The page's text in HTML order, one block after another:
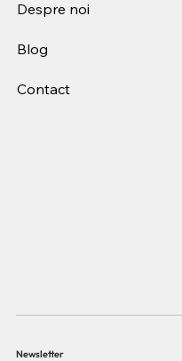
Newsletter
Despre noi
Blog
Contact